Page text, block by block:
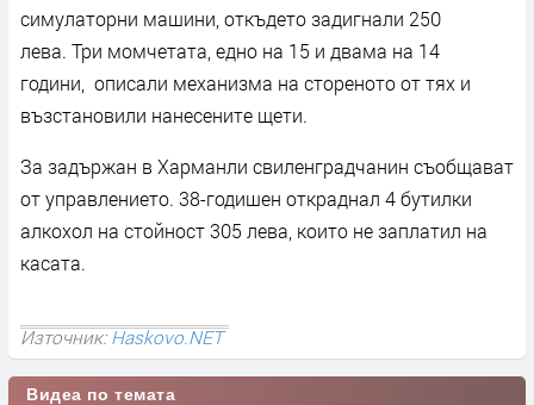
симулаторни машини, откъдето задигнали 250
лева. Три момчетата, едно на 15 и двама на 14
години, описали механизма на стореното от тях и
възстановили нанесените щети.
За задържан в Харманли свиленградчанин съобщават
от управлението. 38-годишен откраднал 4 бутилки
алкохол на стойност 305 лева, които не заплатил на
касата.
Източник:Haskovo.NET
Видеа по темата